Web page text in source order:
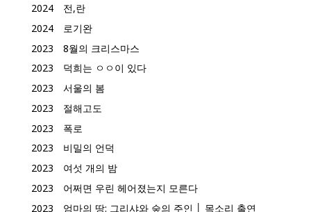
2024
전,란
2024
로기완
2023
8월의 크리스마스
2023
덕희는 ㅇㅇ이 있다
2023
서울의 봄
2023
절해고도
2023
폭로
2023
비밀의 언덕
2023
여섯 개의 밤
2023
어쩌면 우린 헤어졌는지 모른다
2023
엄마의 땅: 그리샤와 숲의 주인 │ 목소리 출연